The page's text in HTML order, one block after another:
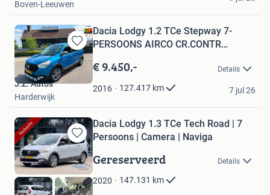
Boven-Leeuwen
Bewaren
in
Mijn
Favorieten
Dacia Lodgy 1.2 TCe Stepway 7-
PERSOONS AIRCO CR.CONTR
€ 9.450,- Details
2016 127.417 km
J.Z. Auto's
Harderwijk
7 jul 26
Bewaren
in
Mijn
Favorieten
Dacia Lodgy 1.3 TCe Tech Road | 7
Persoons | Camera | Naviga
Gereserveerd Details
2020 147.131 km